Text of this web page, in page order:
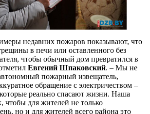
недавних пожаров показывают, что
в печи или оставленного без
чтобы обычный дом превратился в
Евгений Шпаковский. – Мы не
пожарный извещатель,
обращение с электричеством –
реально спасают жизни. Наша
чтобы для жителей не только
но и для жителей всего района это